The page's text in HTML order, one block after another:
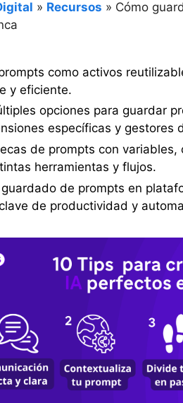
» Recursos » Cómo
como activos
y eficiente.
opciones para guardar
específicas y gestores
de prompts con
herramientas y flujos.
de prompts en
de productividad y